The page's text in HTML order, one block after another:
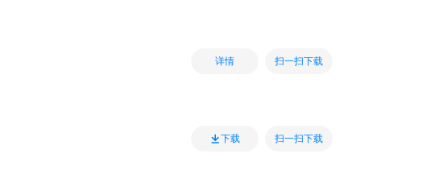
详情 扫一扫下载
下载 扫一扫下载